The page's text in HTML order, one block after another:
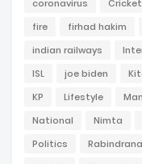
coronavirus Cricket
fire
firhad hakim
indian railways
ISL
joe biden
KP
Lifestyle
National
Nimta
Politics